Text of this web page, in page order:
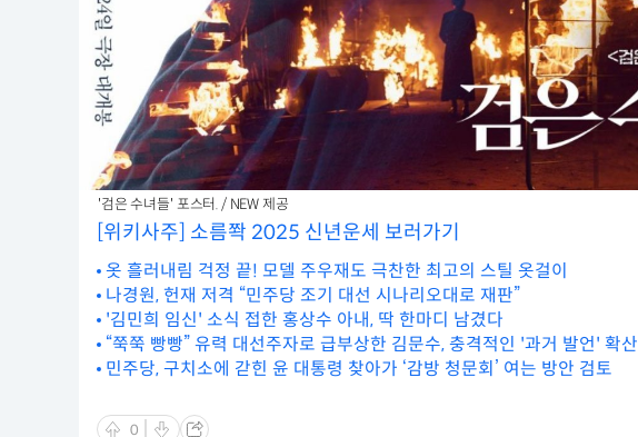
'검은 수녀들' 포스터. / NEW 제공
[위키사주] 소름쫙 2025 신년운세 보러가기
옷 흘러내림 걱정 끝! 모델 주우재도 극찬한 최고의 스틸 옷걸이
나경원, 헌재 저격 “민주당 조기 대선 시나리오대로 재판”
'김민희 임신' 소식 접한 홍상수 아내, 딱 한마디 남겼다
“쭉쭉 빵빵” 유력 대선주자로 급부상한 김문수, 충격적인 '과거 발언' 확산
민주당, 구치소에 갇힌 윤 대통령 찾아가 ‘감방 청문회’ 여는 방안 검토
0